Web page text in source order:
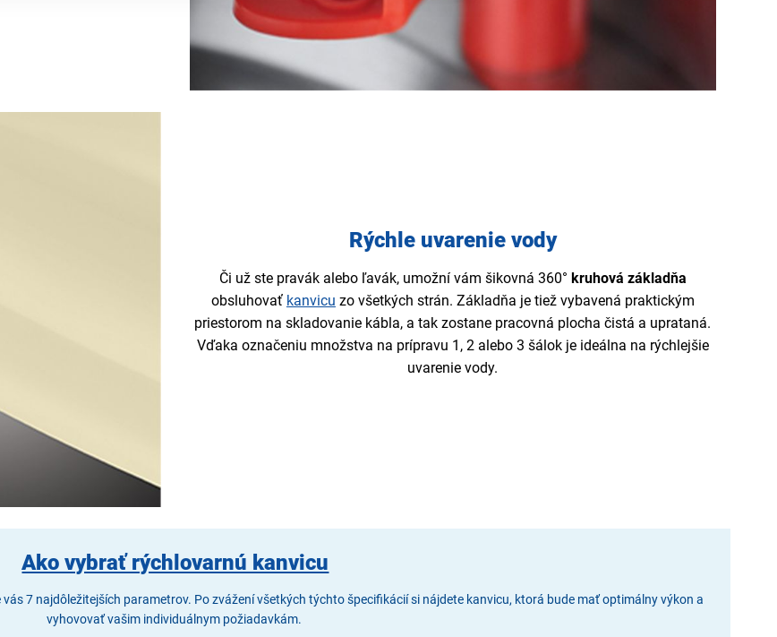
Rýchle uvarenie vody
Či už ste pravák alebo ľavák, umožní vám šikovná 360° kruhová základňa
obsluhovať kanvicu zo všetkých strán. Základňa je tiež vybavená praktickým
priestorom na skladovanie kábla, a tak zostane pracovná plocha čistá a uprataná.
Vďaka označeniu množstva na prípravu 1, 2 alebo 3 šálok je ideálna na rýchlejšie
uvarenie vody.
Ako vybrať rýchlovarnú kanvicu
7 najdôležitejších parametrov. Po zvážení všetkých týchto špecifikácií si nájdete kanvicu, ktorá bude mať optimálny výkon a
vyhovovať vašim individuálnym požiadavkám.